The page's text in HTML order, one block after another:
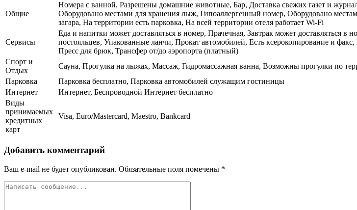
Общие
Номера с ванной, Разрешены домашние животные, Бар, Доставка свежих газет и
Оборудовано местами для хранения лыж, Гипоаллергенный номер, Оборудовано
загара, На территории есть парковка, На всей территории отеля работает Wi-Fi
Сервисы
Еда и напитки может доставляться в номер, Прачечная, Завтрак может доставляться
постояльцев, Упакованные ланчи, Прокат автомобилей, Есть ксерокопирование и
Пресс для брюк, Трансфер от/до аэропорта (платный)
Спорт и
Отдых
Сауна, Прогулка на лыжах, Массаж, Гидромассажная ванна, Возможны прогулки по
Парковка
Парковка бесплатно, Парковка автомобилей служащим гостиницы
Интернет
Интернет, Беспроводной Интернет бесплатно
Виды
принимаемых
кредитных
карт
Visa, Euro/Mastercard, Maestro, Bankcard
Добавить комментарий
Ваш e-mail не будет опубликован. Обязательные поля помечены *